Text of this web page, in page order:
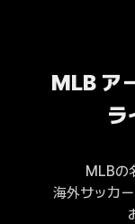
MLB ア
ラ
MLBの
海外サッカ